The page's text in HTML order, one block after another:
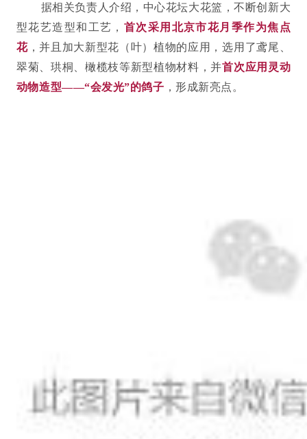
据相关负责人介绍，中心花坛大花篮，不断创新大
型花艺造型和工艺， 首次采用北京市花月季作为焦点
花，并且加大新型花（叶）植物的应用，选用了鸢尾、
翠菊、珙桐、橄榄枝等新型植物材料，并首次应用灵动
动物造型——“会发光”的鸽子 ，形成新亮点。